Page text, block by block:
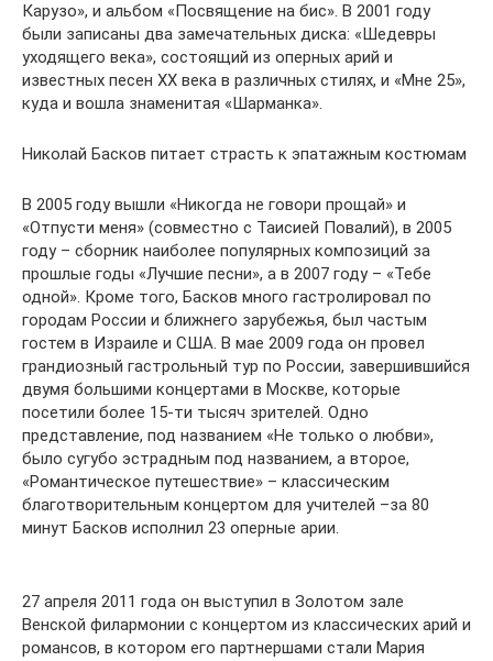
Карузо», и альбом «Посвящение на бис». В 2001 году
были записаны два замечательных диска: «Шедевры
уходящего века», состоящий из оперных арий и
известных песен ХХ века в различных стилях, и «Мне 25»,
куда и вошла знаменитая «Шарманка».
Николай Басков питает страсть к эпатажным костюмам
В 2005 году вышли «Никогда не говори прощай» и
«Отпусти меня» (совместно с Таисией Повалий), в 2005
году – сборник наиболее популярных композиций за
прошлые годы «Лучшие песни», а в 2007 году – «Тебе
одной». Кроме того, Басков много гастролировал по
городам России и ближнего зарубежья, был частым
гостем в Израиле и США. В мае 2009 года он провел
грандиозный гастрольный тур по России, завершившийся
двумя большими концертами в Москве, которые
посетили более 15-ти тысяч зрителей. Одно
представление, под названием «Не только о любви»,
было сугубо эстрадным под названием, а второе,
«Романтическое путешествие» – классическим
благотворительным концертом для учителей –за 80
минут Басков исполнил 23 оперные арии.
27 апреля 2011 года он выступил в Золотом зале
Венской филармонии с концертом из классических арий и
романсов, в котором его партнершами стали Мария